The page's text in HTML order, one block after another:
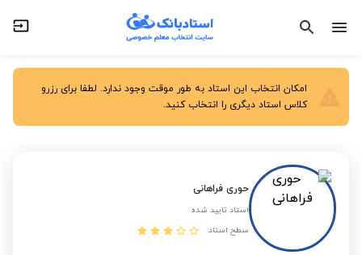
امکان انتخاب این استاد به طور موقت وجود ندارد. لطفا برای رزرو
کلاس استاد دیگری را انتخاب کنید.
حوری فراهانی
استاد تایید شده
سطح استاد: